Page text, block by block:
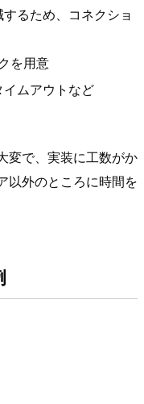
るため、コネクショ
を用意
ムアウトなど
変で、実装に工数がか
以外のところに時間を